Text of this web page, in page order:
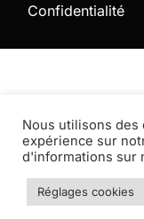
Confidentialité
Nous utilisons
expérience sur
d'informations sur
Réglages cookies